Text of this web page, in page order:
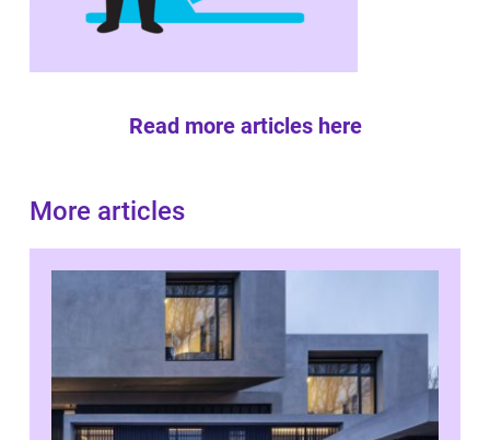
Read more articles here
More articles